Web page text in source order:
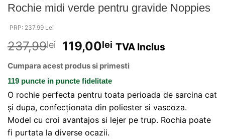
Rochie midi verde pentru gravide Noppies
PRP: 237.99 Lei
237,99lei 119,00lei TVA Inclus
Cumpara acest produs si primesti
119 puncte in puncte fidelitate
O rochie perfecta pentru toata perioada de sarcina cat
şi dupa, confecţionata din poliester si vascoza.
Model cu croi avantajos si lejer pe trup. Rochia poate
fi purtata la diverse ocazii.